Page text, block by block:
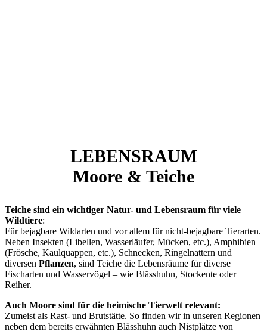
LEBENSRAUM
Moore & Teiche
Teiche sind ein wichtiger Natur- und Lebensraum für viele
Wildtiere:
Für bejagbare Wildarten und vor allem für nicht-bejagbare Tierarten.
Neben Insekten (Libellen, Wasserläufer, Mücken, etc.), Amphibien
(Frösche, Kaulquappen, etc.), Schnecken, Ringelnattern und
diversen Pflanzen, sind Teiche die Lebensräume für diverse
Fischarten und Wasservögel – wie Blässhuhn, Stockente oder
Reiher.
Auch Moore sind für die heimische Tierwelt relevant:
Zumeist als Rast- und Brutstätte. So finden wir in unseren Regionen
neben dem bereits erwähnten Blässhuhn auch Nistplätze von